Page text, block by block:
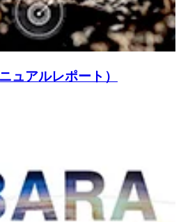
ュアルレポート）